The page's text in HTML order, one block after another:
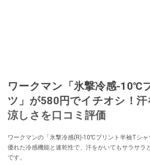
ワークマン「氷撃冷感-10℃
ツ」が580円でイチオシ！
涼しさを口コミ評価
ワークマンの「氷撃冷感(R)-10℃プリント半袖Tシャ
優れた冷感機能と速乾性で、汗をかいてもサラサラ
です。